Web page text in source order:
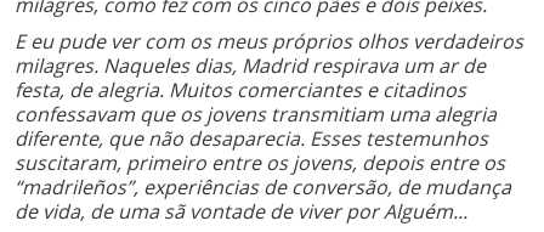
E eu pude ver com os meus próprios olhos verdadeiros
milagres. Naqueles dias, Madrid respirava um ar de
festa, de alegria. Muitos comerciantes e citadinos
confessavam que os jovens transmitiam uma alegria
diferente, que não desaparecia. Esses testemunhos
suscitaram, primeiro entre os jovens, depois entre os
“madrileños”, experiências de conversão, de mudança
de vida, de uma sã vontade de viver por Alguém...